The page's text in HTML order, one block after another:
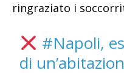
ringraziato i
#Napoli,
di